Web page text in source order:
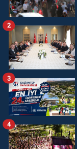
2
3
4